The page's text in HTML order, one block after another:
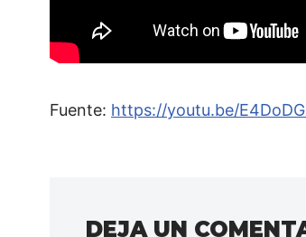
Fuente: https://youtu.be/
DEJA UN